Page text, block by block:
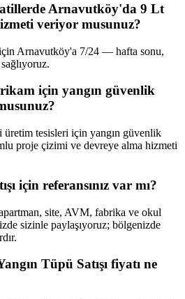
Arnavutköy'da 9 Lt
veriyor musunuz?
Arnavutköy'a 7/24 — hafta sonu,
için yangın güvenlik
tesisleri için yangın güvenlik
proje çizimi ve devreye alma hizmeti
için referansınız var mı?
apartman, site, AVM, fabrika ve okul
sizinle paylaşıyoruz; bölgenizde
Tüpü Satışı fiyatı ne